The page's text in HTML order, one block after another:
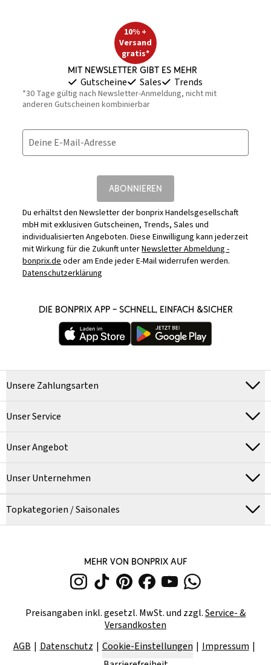
10% +
Versand
gratis*
Mit Newsletter gibt es mehr
Gutscheine Sales Trends
*30 Tage gültig nach Newsletter-Anmeldung, nicht mit
anderen Gutscheinen kombinierbar
Deine E-Mail-Adresse
ABONNIEREN
Du erhältst den Newsletter der bonprix Handelsgesellschaft
mbH mit exklusiven Gutscheinen, Trends, Sales und
individualisierten Angeboten. Diese Einwilligung kann jederzeit
mit Wirkung für die Zukunft unterNewsletter Abmeldung -
bonprix.deoder am Ende jeder E-Mail widerrufen werden.
Datenschutzerklärung
DIE BONPRIX APP – SCHNELL, EINFACH &SICHER
Unsere Zahlungsarten
Unser Service
Unser Angebot
Unser Unternehmen
Topkategorien / Saisonales
MEHR VON BONPRIX AUF
Preisangaben inkl. gesetzl. MwSt. und zzgl.Service- &
Versandkosten
AGB
Datenschutz Cookie-Einstellungen
Impressum